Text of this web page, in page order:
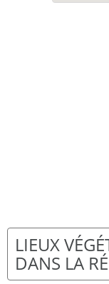
LIEUX
DANS LA